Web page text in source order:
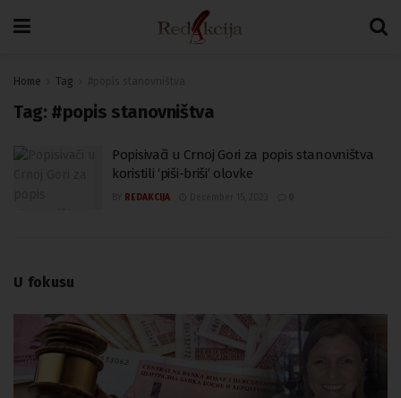
Home Tag
Tag: #popis stanovništva
Popisivači u Crnoj Gori za popis stanovništva
koristili ‘piši-briši’ olovke
REDAKCIJA
U fokusu